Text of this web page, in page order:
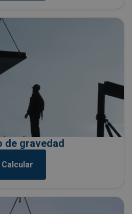
de gravedad
Calcular